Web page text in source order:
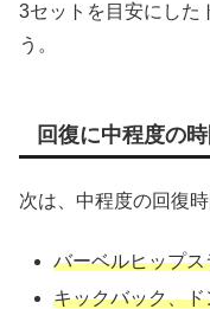
3セットを目安にした
う。
回復に中程度の
次は、中程度の回復
バーベルヒップ
キックバック、